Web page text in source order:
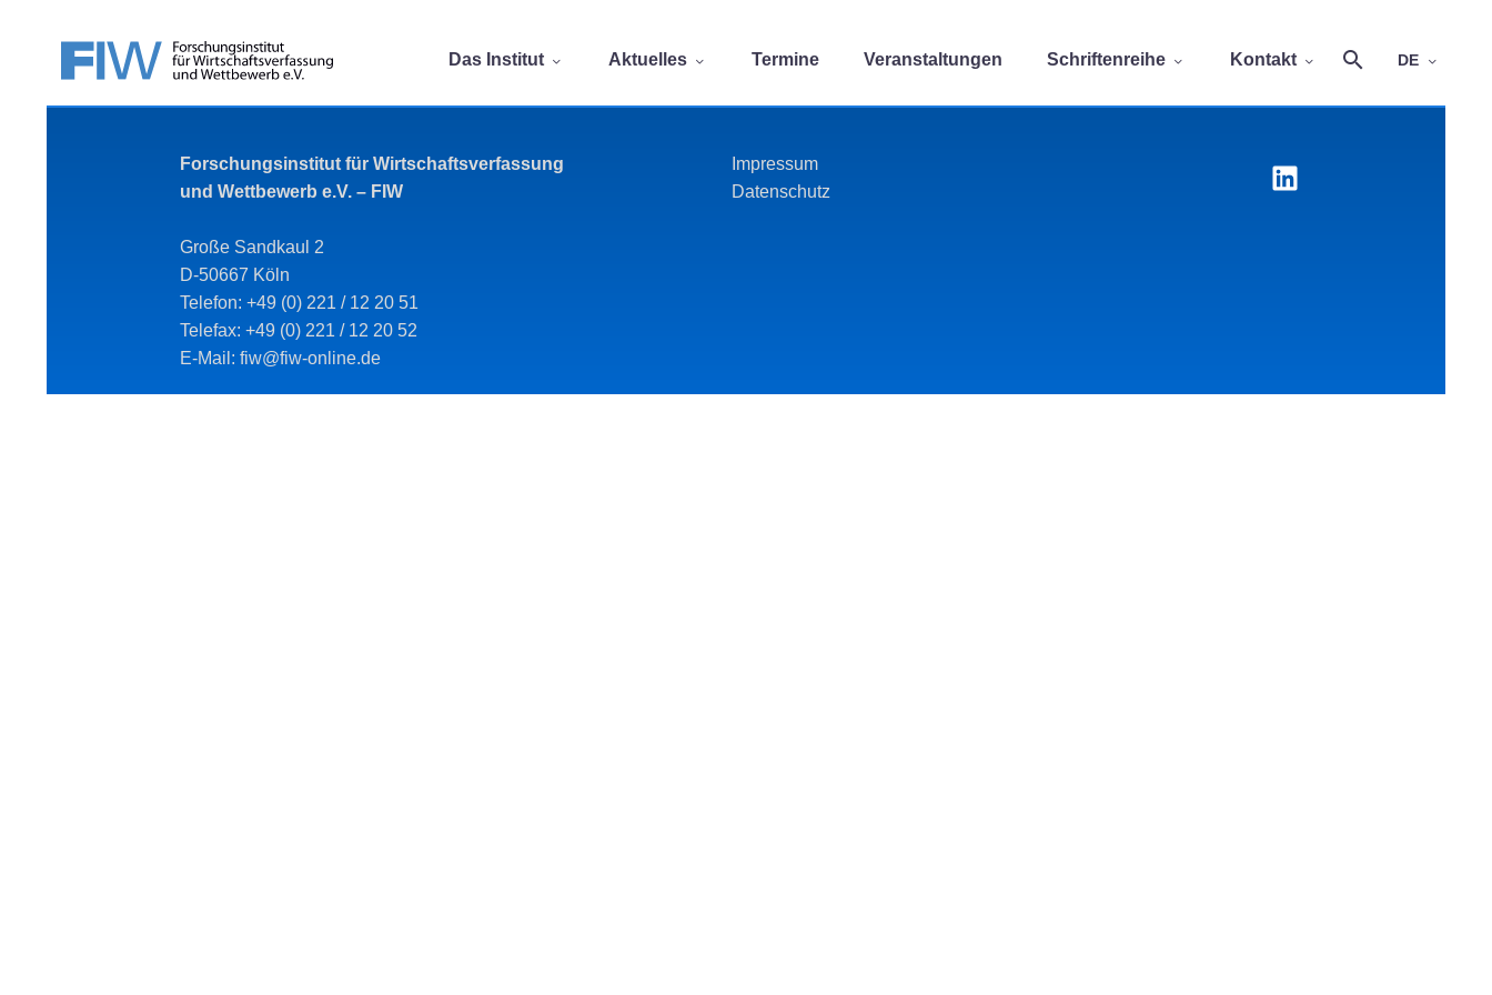
Das Institut Aktuelles Termine Veranstaltungen Schriftenreihe Kontakt DE
Forschungsinstitut für Wirtschaftsverfassung
und Wettbewerb e.V. – FIW
Große Sandkaul 2
D-50667 Köln
Telefon: +49 (0) 221 / 12 20 51
Telefax: +49 (0) 221 / 12 20 52
E-Mail: fiw@fiw-online.de
Impressum
Datenschutz